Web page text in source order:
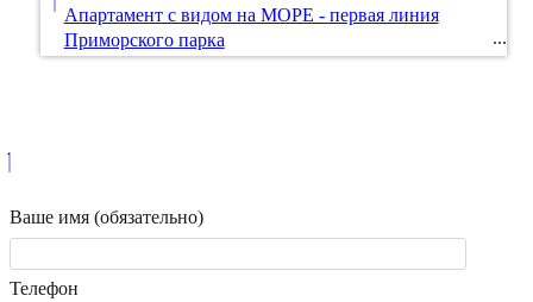
Апартамент с видом на МОРЕ - первая линия
Приморского парка
Ваше имя (обязательно)
Телефон